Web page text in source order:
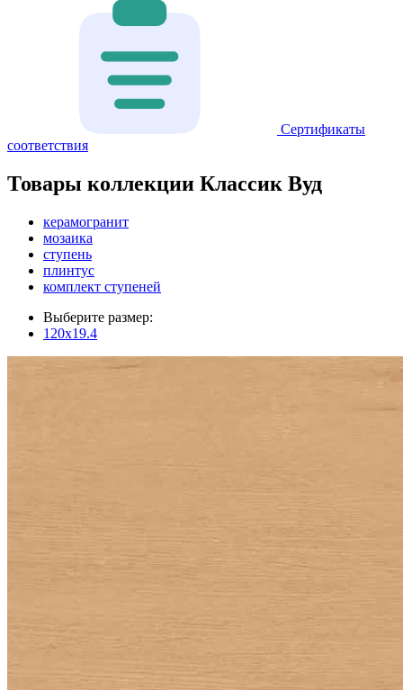
Сертификаты
соответствия
Товары коллекции Классик Вуд
керамогранит
мозаика
ступень
плинтус
комплект ступеней
Выберите размер:
120x19.4